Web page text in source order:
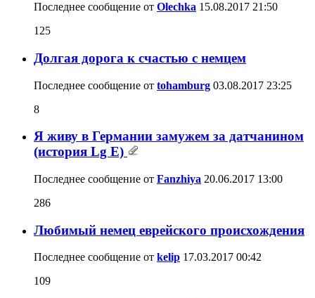
Последнее сообщение от Olechka 15.08.2017 21:50
125
Долгая дорога к счастью с немцем
Последнее сообщение от tohamburg 03.08.2017 23:25
8
Я живу в Германии замужем за датчанином
(история Lg E)
Последнее сообщение от Fanzhiya 20.06.2017 13:00
286
Любимый немец еврейского происхождения
Последнее сообщение от kelip 17.03.2017 00:42
109